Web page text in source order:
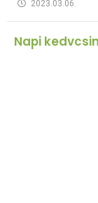
2023.03.06.
Napi